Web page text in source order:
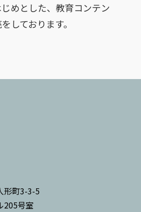
めとした、教育コンテン
しております。
形町3-3-5
205号室